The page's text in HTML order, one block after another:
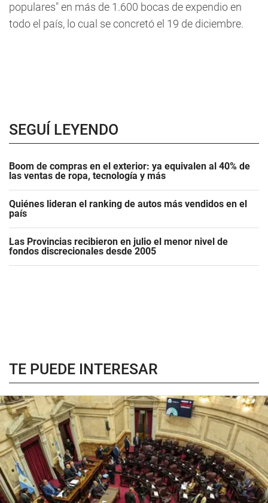
populares" en más de 1.600 bocas de expendio en
todo el país, lo cual se concretó el 19 de diciembre.
SEGUÍ LEYENDO
Boom de compras en el exterior: ya equivalen al 40% de
las ventas de ropa, tecnología y más
Quiénes lideran el ranking de autos más vendidos en el
país
Las Provincias recibieron en julio el menor nivel de
fondos discrecionales desde 2005
TE PUEDE INTERESAR